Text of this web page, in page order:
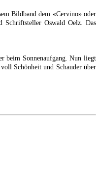
Bildband dem «Cervino» oder
Schriftsteller Oswald Oelz. Das
beim Sonnenaufgang. Nun liegt
Schönheit und Schauder über